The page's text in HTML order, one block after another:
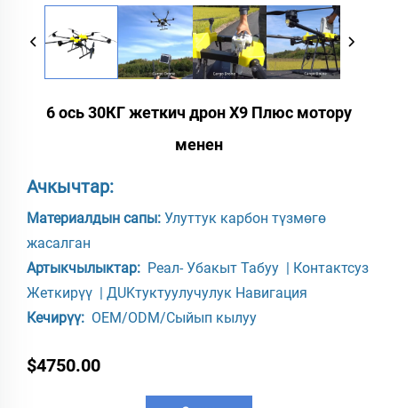
6 ось 30КГ жеткич дрон X9 Плюс мотору
менен
Ачкычтар:
Материалдын сапы: Улуттук карбон түзмөгө
жасалган
Артыкчылыктар: Реал-Убакыт Табуу
Контактсуз
Жеткирүү
ДUKтуктуулучулук Навигация
Кечирүү: OEM/ODM/Сыйып кылуу
$4750.00